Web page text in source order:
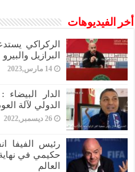
أخر الفيديوهات
البرازيل والبيرو
14 مارس,2023
الدار
الدولي لآلة
26 ديسمبر,2022
رئيس الفيفا
حكيمي في
العالم